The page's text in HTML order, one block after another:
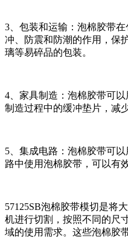
3、包装和运输：泡棉胶带
冲、防震和防潮的作用，保
璃等易碎品的包装。
4、家具制造：泡棉胶带可
制造过程中的缓冲垫片，减
5、集成电路：泡棉胶带可
路中使用泡棉胶带，可以有
57125SB泡棉胶带模切是将
机进行切割，按照不同的尺
域的使用需求。这些泡棉胶